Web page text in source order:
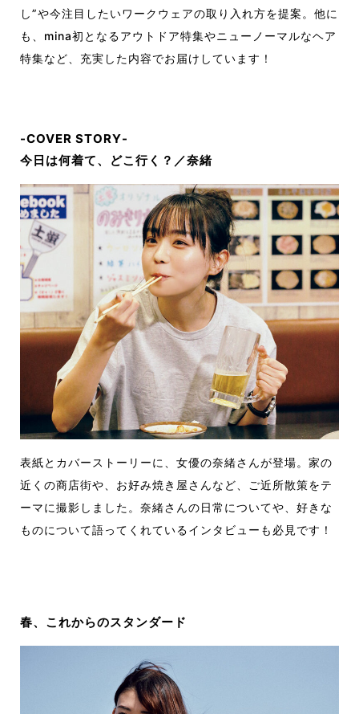
し”や今注目したいワークウェアの取り入れ方を提案。他に
も、mina初となるアウトドア特集やニューノーマルなヘア
特集など、充実した内容でお届けしています！
-COVER STORY-
今日は何着て、どこ行く？／奈緒
表紙とカバーストーリーに、女優の奈緒さんが登場。家の
近くの商店街や、お好み焼き屋さんなど、ご近所散策をテ
ーマに撮影しました。奈緒さんの日常についてや、好きな
ものについて語ってくれているインタビューも必見です！
春、これからのスタンダード